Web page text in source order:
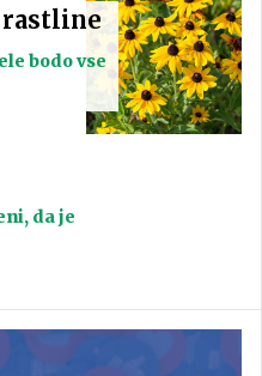
rastline
bodo vse
da je